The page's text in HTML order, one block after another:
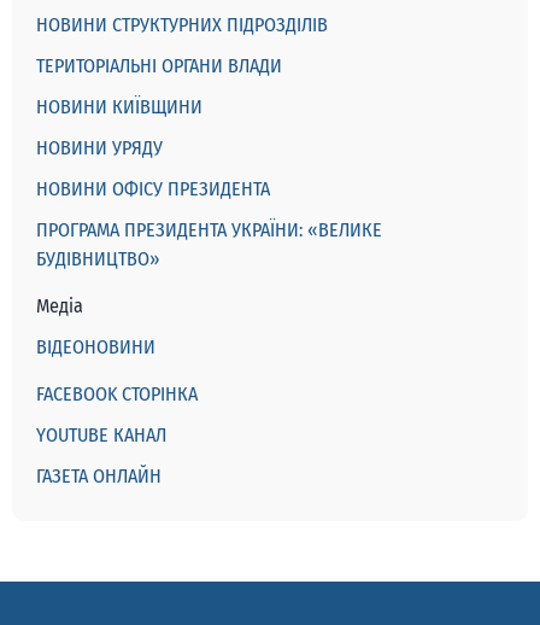
НОВИНИ СТРУКТУРНИХ ПІДРОЗДІЛІВ
ТЕРИТОРІАЛЬНІ ОРГАНИ ВЛАДИ
НОВИНИ КИЇВЩИНИ
НОВИНИ УРЯДУ
НОВИНИ ОФІСУ ПРЕЗИДЕНТА
ПРОГРАМА ПРЕЗИДЕНТА УКРАЇНИ: «ВЕЛИКЕ
БУДІВНИЦТВО»
Медіа
ВІДЕОНОВИНИ
FACEBOOK СТОРІНКА
YOUTUBE КАНАЛ
ГАЗЕТА ОНЛАЙН